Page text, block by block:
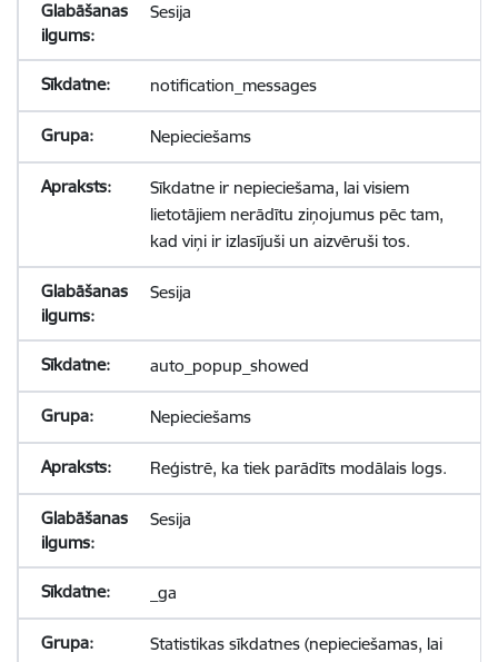
Sesija
notification_messages
Nepieciešams
Sīkdatne ir nepieciešama, lai visiem
lietotājiem nerādītu ziņojumus pēc tam,
kad viņi ir izlasījuši un aizvēruši tos.
Sesija
auto_popup_showed
Nepieciešams
Reģistrē, ka tiek parādīts modālais logs.
Sesija
_ga
Statistikas sīkdatnes (nepieciešamas, lai